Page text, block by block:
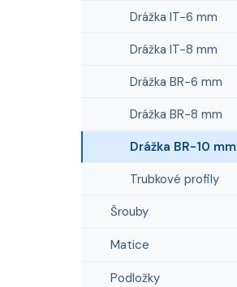
Drážka IT-6 mm
Drážka IT-8 mm
Drážka BR-6 mm
Drážka BR-8 mm
Drážka BR-10 mm
Trubkové profily
Šrouby
Matice
Podložky